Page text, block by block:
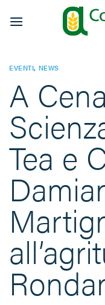
EVENTI, NEWS
A
Tea e